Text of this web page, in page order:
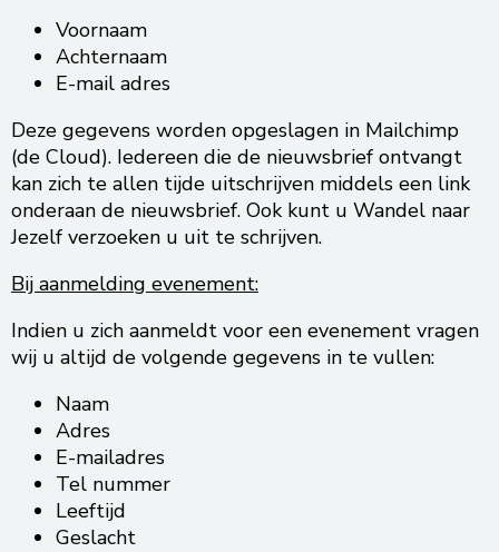
Voornaam
Achternaam
E-mail adres
Deze gegevens worden opgeslagen in Mailchimp
(de Cloud). Iedereen die de nieuwsbrief ontvangt
kan zich te allen tijde uitschrijven middels een link
onderaan de nieuwsbrief. Ook kunt u Wandel naar
Jezelf verzoeken u uit te schrijven.
Bij aanmelding evenement:
Indien u zich aanmeldt voor een evenement vragen
wij u altijd de volgende gegevens in te vullen:
Naam
Adres
E-mailadres
Tel nummer
Leeftijd
Geslacht